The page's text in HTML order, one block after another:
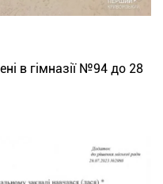
в гімназії №94 до 28